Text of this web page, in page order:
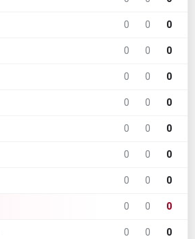
0 0 0
0 0 0
0 0 0
0 0 0
0 0 0
0 0 0
0 0 0
0 0 0
0 0 0